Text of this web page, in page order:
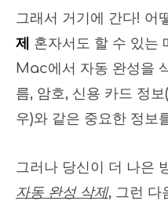
그래서 거기에 간다! 어
제 혼자서도 할 수 있는
Mac에서 자동 완성을
름, 암호, 신용 카드 정
우)와 같은 중요한 정보
그러나 당신이 더 나은
자동 완성 삭제, 그런 다